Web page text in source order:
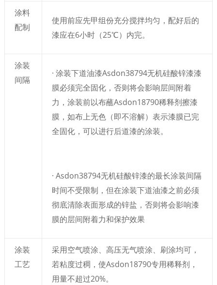
涂料
配制
使用前应先甲组份充分搅拌均匀，配好后的
漆应在6小时（25℃）内完。
涂装
间隔
· 涂装下道油漆Asdon38794无机硅酸锌漆漆
膜必须完全固化，否则将会影响层间附着
力，涂装前以布蘸Asdon18790稀释剂擦漆
膜，如布上无色（即不溶解）表示漆膜已完
全固化，可以进行后道漆的涂装。
· Asdon38794无机硅酸锌漆的最长涂装间隔
时间不受限制，但在涂装下道油漆之前必须
彻底清除表面形成的锌盐，否则将会影响漆
膜的层间附着力和保护效果
涂装
工艺
采用空气喷涂、高压无气喷涂、刷涂均可，
若粘度过稠，使Asdon18790专用稀释剂，
用量不超过20%。